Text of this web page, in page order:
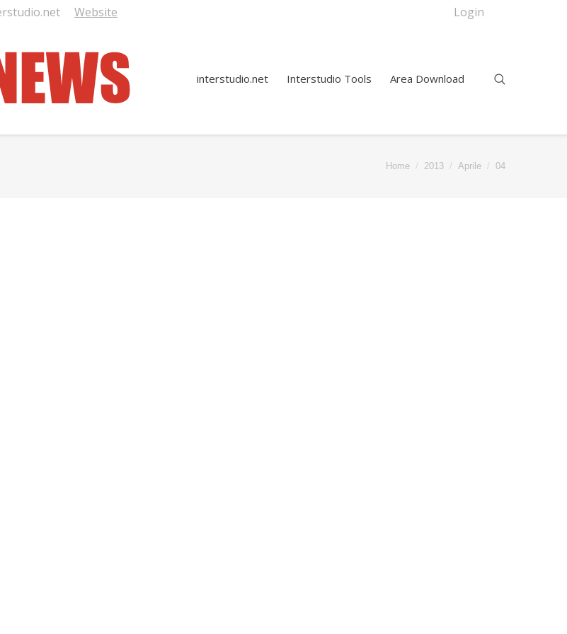
Website Login
interstudio.net Interstudio Tools Area Download
Home 2013 Aprile 04